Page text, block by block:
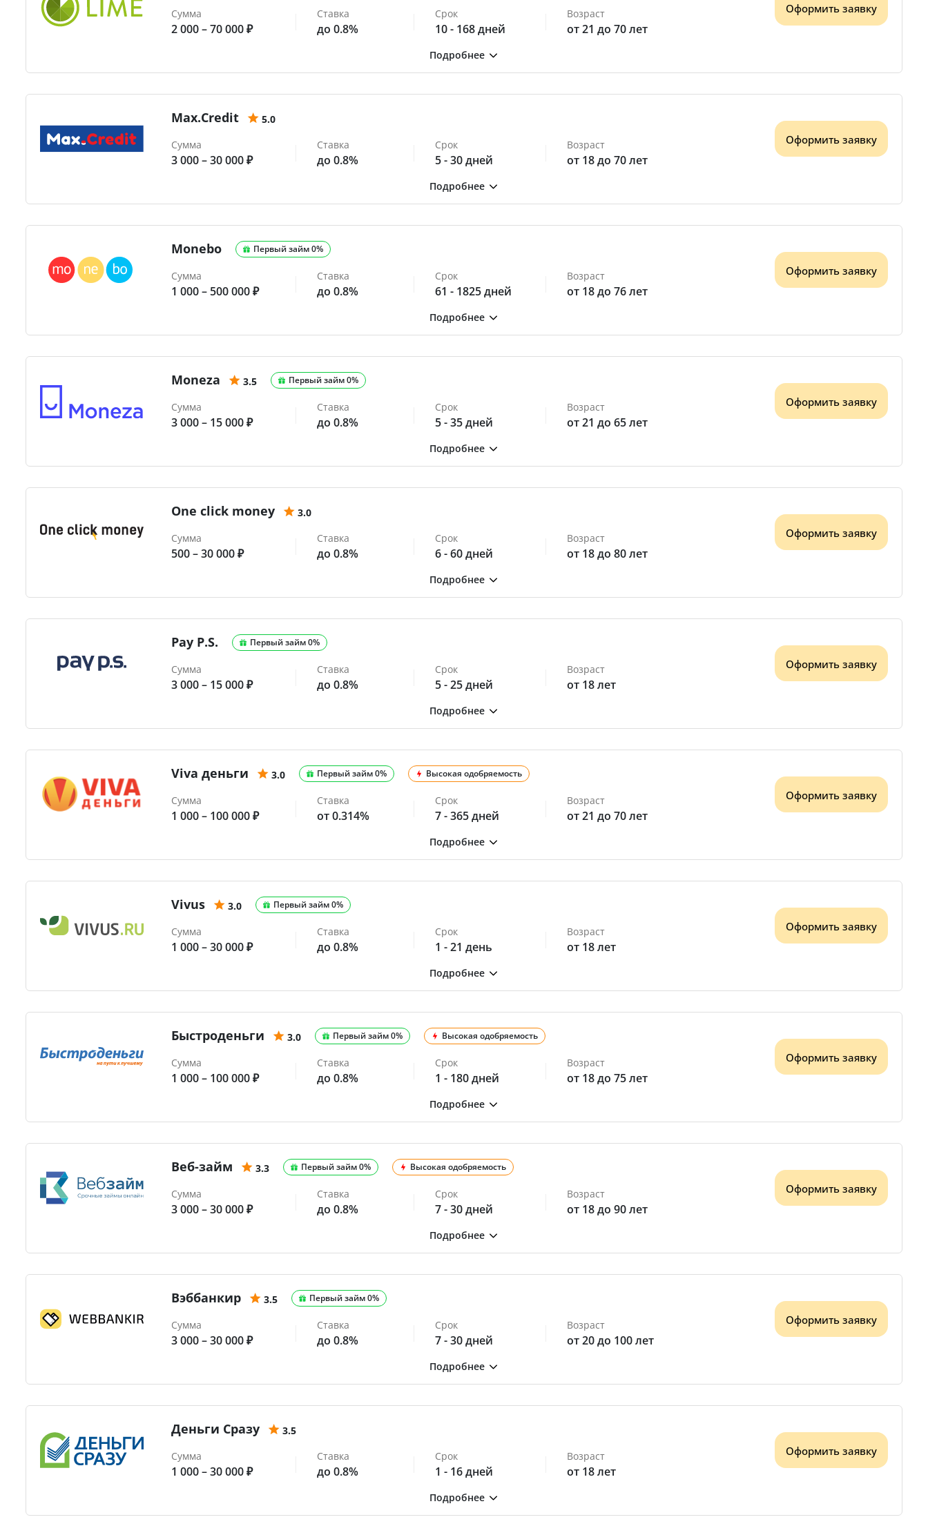
Сумма
2 000 – 70 000 ₽
Ставка
до 0.8%
Срок
10 - 168 дней
Возраст
от 21 до 70 лет
Оформить заявку
Max.Credit
5.0
Сумма
3 000 – 30 000 ₽
Ставка
до 0.8%
Срок
5 - 30 дней
Возраст
от 18 до 70 лет
Оформить заявку
Monebo Первый займ 0%
Сумма
1 000 – 500 000 ₽
Ставка
до 0.8%
Срок
61 - 1825 дней
Возраст
от 18 до 76 лет
Оформить заявку
Moneza 3.5 Первый займ 0%
Сумма
3 000 – 15 000 ₽
Ставка
до 0.8%
Срок
5 - 35 дней
Возраст
от 21 до 65 лет
Оформить заявку
One click money
3.0
Сумма
500 – 30 000 ₽
Ставка
до 0.8%
Срок
6 - 60 дней
Возраст
от 18 до 80 лет
Оформить заявку
Pay P.S. Первый займ 0%
Сумма
3 000 – 15 000 ₽
Ставка
до 0.8%
Срок
5 - 25 дней
Возраст
от 18 лет
Оформить заявку
Viva деньги 3.0 Первый займ 0% Высокая одобряемость
Сумма
1 000 – 100 000 ₽
Ставка
от 0.314%
Срок
7 - 365 дней
Возраст
от 21 до 70 лет
Оформить заявку
Vivus 3.0 Первый займ 0%
Сумма
1 000 – 30 000 ₽
Ставка
до 0.8%
Срок
1 - 21 день
Возраст
от 18 лет
Оформить заявку
Быстроденьги 3.0 Первый займ 0% Высокая одобряемость
Сумма
1 000 – 100 000 ₽
Ставка
до 0.8%
Срок
1 - 180 дней
Возраст
от 18 до 75 лет
Оформить заявку
Веб-займ 3.3 Первый займ 0% Высокая одобряемость
Сумма
3 000 – 30 000 ₽
Ставка
до 0.8%
Срок
7 - 30 дней
Возраст
от 18 до 90 лет
Оформить заявку
Вэббанкир 3.5 Первый займ 0%
Сумма
3 000 – 30 000 ₽
Ставка
до 0.8%
Срок
7 - 30 дней
Возраст
от 20 до 100 лет
Оформить заявку
Деньги Сразу
3.5
Сумма
1 000 – 30 000 ₽
Ставка
до 0.8%
Срок
1 - 16 дней
Возраст
от 18 лет
Оформить заявку